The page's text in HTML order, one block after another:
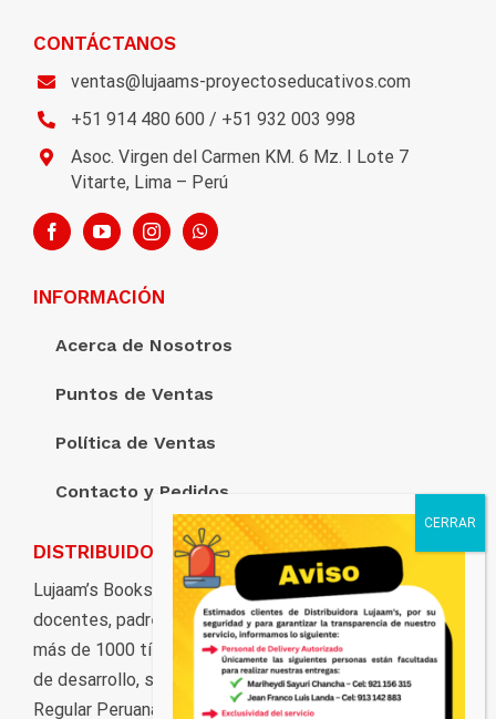
CONTÁCTANOS
ventas@lujaams-proyectoseducativos.com
+51 914 480 600 / +51 932 003 998
Asoc. Virgen del Carmen KM. 6 Mz. I Lote 7
Vitarte, Lima – Perú
INFORMACIÓN
Acerca de Nosotros
Puntos de Ventas
Política de Ventas
Contacto y Pedidos
DISTRIBUIDORA LUJAAM’S
Lujaam’s Books pone al servicio de estudiantes,
docentes, padres de familia, y al público en general,
más de 1000 títulos distribuidos en marcas y ciclos
de desarrollo, según los grados de la Educación Básica
Regular Peruana.